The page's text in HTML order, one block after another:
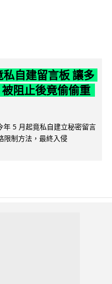
自建留言板 讓多
阻止後竟偷偷重
5 月起竟私自建立秘密留言
限制方法，最終入侵